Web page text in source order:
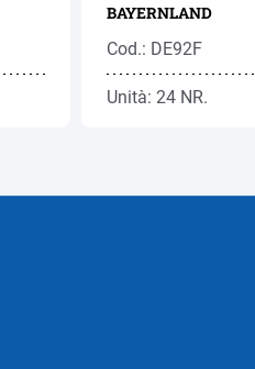
BAYERNLAND
Cod.: DE92F
Unità: 24 NR.